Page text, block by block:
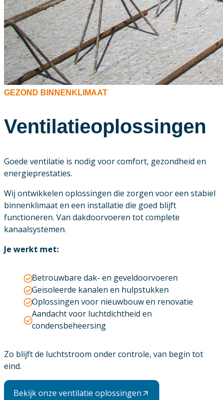
GEZOND BINNENKLIMAAT
Ventilatieoplossingen
Goede ventilatie is nodig voor comfort, gezondheid en
energieprestaties.
Wij ontwikkelen oplossingen die zorgen voor een stabiel
binnenklimaat en een installatie die goed blijft
functioneren. Van dakdoorvoeren tot complete
kanaalsystemen.
Je werkt met:
Betrouwbare dak- en geveldoorvoeren
Geïsoleerde kanalen en hulpstukken
Oplossingen voor nieuwbouw en renovatie
Aandacht voor luchtdichtheid en
condensbeheersing
Zo blijft de luchtstroom onder controle, van begin tot
eind.
Bekijk onze ventilatie oplossingen